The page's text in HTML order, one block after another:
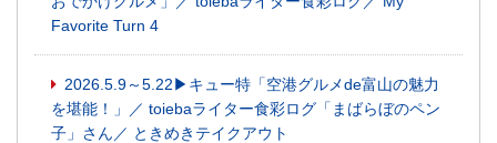
Favorite Turn 4
2026.5.9～5.22▶キュー特「空港グルメde富山の魅力
を堪能！」／ toiebaライター食彩ログ「まばらぼのペン
子」さん／ ときめきテイクアウト